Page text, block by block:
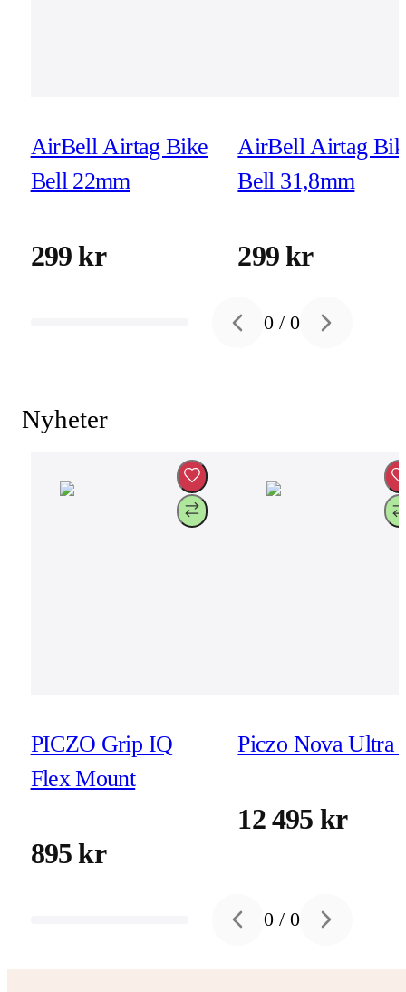
AirBell Airtag Bike
Bell 22mm
299 kr
AirBell Airtag
Bell 31,8mm
299 kr
Previous slide
0 /0 Next slide
Nyheter
PICZO Grip IQ
Flex Mount
895 kr
Piczo Nova Ultra
12 495 kr
Previous slide
0 /0 Next slide